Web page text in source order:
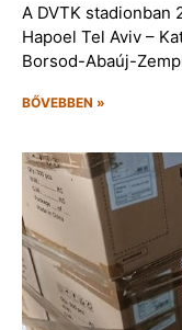
A DVTK stadionban
Hapoel Tel Aviv –
Borsod-Abaúj-
BŐVEBBEN »